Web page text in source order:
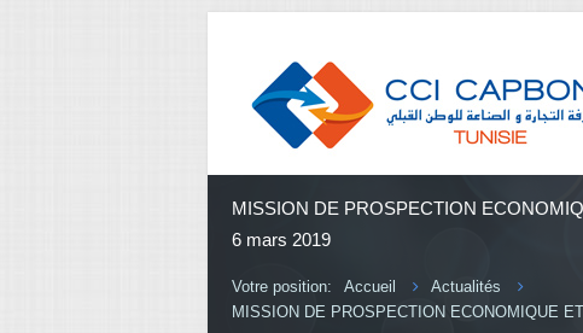
MISSION DE PROSPECTION
6 mars 2019
Votre position: Accueil
Actualités
MISSION DE PROSPECTION ECONOMIQUE